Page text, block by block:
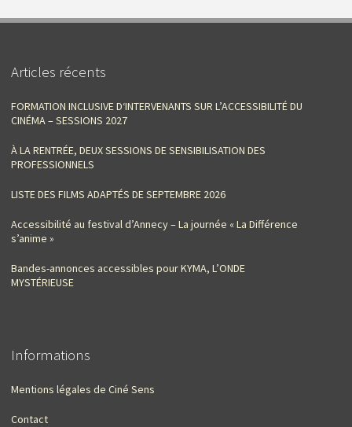
Articles récents
FORMATION INCLUSIVE D‘INTERVENANTS SUR L’ACCESSIBILITÉ DU
CINÉMA – SESSIONS 2027
À LA RENTRÉE, DEUX SESSIONS DE SENSIBILISATION DES
PROFESSIONNELS
LISTE DES FILMS ADAPTÉS DE SEPTEMBRE 2026
Accessibilité au festival d’Annecy – La journée « La Différence
s’anime »
Bandes-annonces accessibles pour KYMA, L’ONDE
MYSTÉRIEUSE
Informations
Mentions légales de Ciné Sens
Contact